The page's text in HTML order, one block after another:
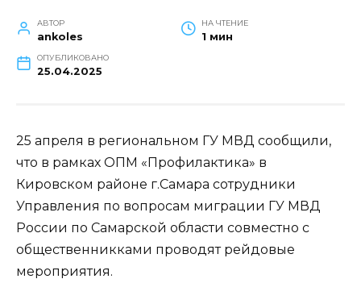
АВТОР
ankoles
НА ЧТЕНИЕ
1 мин
ОПУБЛИКОВАНО
25.04.2025
25 апреля в региональном ГУ МВД сообщили,
что в рамках ОПМ «Профилактика» в
Кировском районе г.Самара сотрудники
Управления по вопросам миграции ГУ МВД
России по Самарской области совместно с
общественникками проводят рейдовые
мероприятия.